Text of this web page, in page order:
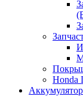
Honda